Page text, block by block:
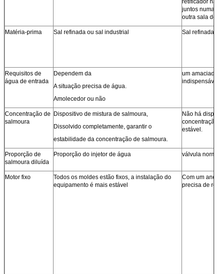
retificador
juntos numa
outra sala
Matéria-prima Sal refinada ou sal industrial Sal refinada
Requisitos de
água de entrada
Dependem da
A situação precisa de água.
Amolecedor ou não
um
Concentração de
salmoura
Dispositivo de mistura de salmoura,
Dissolvido completamente, garantir o
estabilidade da concentração de salmoura.
Não há
estável.
Proporção de
salmoura diluída
Proporção do injetor de água válvula
Motor fixo
Todos os moldes estão fixos, a instalação do
equipamento é mais estável
Com um
precisa de